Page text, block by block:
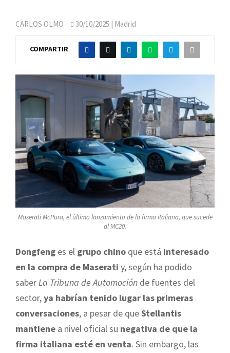
CARLOS OLMO 30/10/2025 | Madrid
COMPARTIR
Maserati McPura, el último lanzamiento de la firma italiana, que sucede
al MC20.
Dongfeng es el grupo chino que está interesado
en la compra de Maserati y, según ha podido
saberLa Tribuna de Automoción de fuentes del
sector,ya habrían tenido lugar las primeras
conversaciones, a pesar de queStellantis
mantiene a nivel oficial su negativa de que la
firma italiana esté en venta. Sin embargo, las